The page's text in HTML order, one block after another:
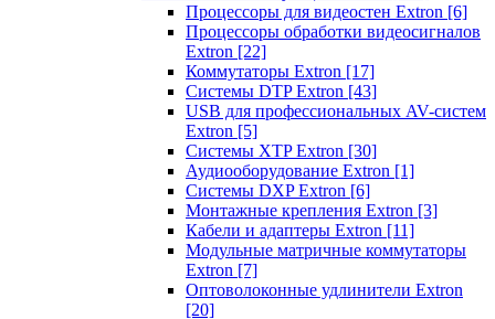
Процессоры для видеостен Extron [6]
Процессоры обработки видеосигналов
Extron [22]
Коммутаторы Extron [17]
Системы DTP Extron [43]
USB для профессиональных AV-систем
Extron [5]
Системы XTP Extron [30]
Аудиооборудование Extron [1]
Системы DXP Extron [6]
Монтажные крепления Extron [3]
Кабели и адаптеры Extron [11]
Модульные матричные коммутаторы
Extron [7]
Оптоволоконные удлинители Extron
[20]